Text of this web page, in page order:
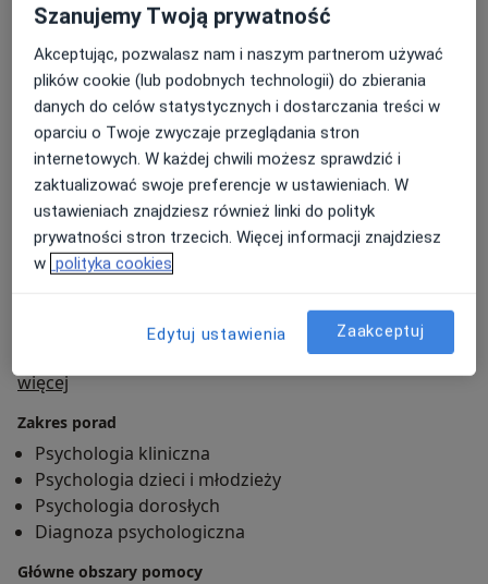
poszerzając wiedzę o pracy z młodzieżą i procesie
nauczania. Systematycznie rozwijam także
kompetencje w zakresie diagnozy psychologicznej,
stresu, traumy i pracy w kontakcie indywidualnym, aby
zapewniać wsparcie oparte na aktualnej wiedzy i
wysokich standardach.
W pracy kieruję się spokojem, wyrozumiałością i
wrażliwością. Chcę, aby każda osoba, która przychodzi
do gabinetu, mogła czuć się zauważona, wysłuchana i
traktowana z szacunkiem. Wspólnie szukamy
trudnościami i budować bardziej satysfakcjonujące
więcejO mnie
Zakres porad
Psychologia kliniczna
Psychologia dzieci i młodzieży
Psychologia dorosłych
Diagnoza psychologiczna
Główne obszary pomocy
Szanujemy Twoją prywatność
Akceptując, pozwalasz nam i naszym partnerom używać
plików cookie (lub podobnych technologii) do zbierania
danych do celów statystycznych i dostarczania treści w
oparciu o Twoje zwyczaje przeglądania stron
internetowych. W każdej chwili możesz sprawdzić i
zaktualizować swoje preferencje w ustawieniach. W
ustawieniach znajdziesz również linki do polityk
prywatności stron trzecich. Więcej informacji znajdziesz
w polityka cookies
Edytuj ustawienia Zaakceptuj